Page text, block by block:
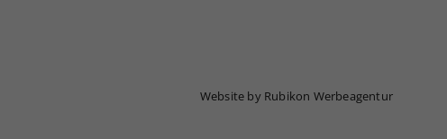
Website by Rubikon Werbeagentur